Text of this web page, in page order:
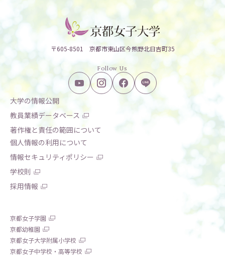
〒605-8501 京都市東山区今熊野北日吉町35
Follow Us
大学の情報公開
教員業績データベース
著作権と責任の範囲について
個人情報の利用について
情報セキュリティポリシー
学校則
採用情報
京都女子学園
京都幼稚園
京都女子大学附属小学校
京都女子中学校・高等学校